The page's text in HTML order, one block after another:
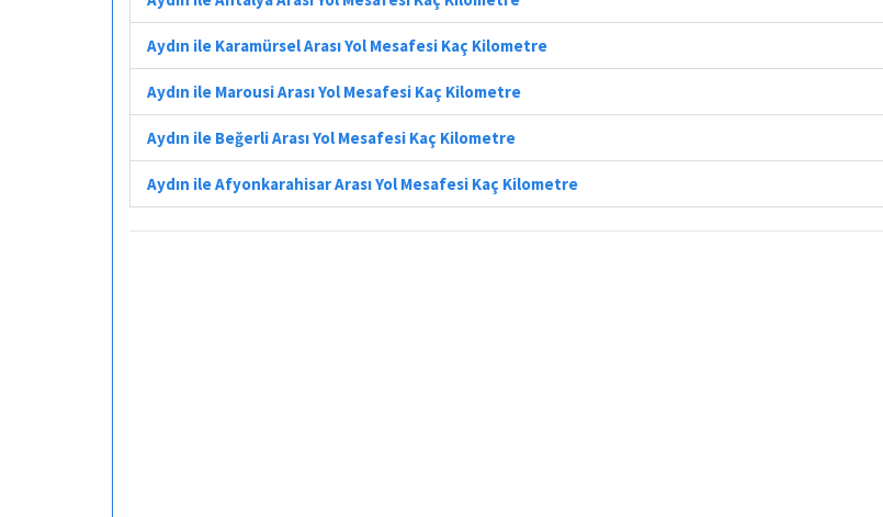
Aydın ile Karamürsel Arası Yol Mesafesi Kaç Kilometre
Aydın ile Marousi Arası Yol Mesafesi Kaç Kilometre
Aydın ile Beğerli Arası Yol Mesafesi Kaç Kilometre
Aydın ile Afyonkarahisar Arası Yol Mesafesi Kaç Kilometre